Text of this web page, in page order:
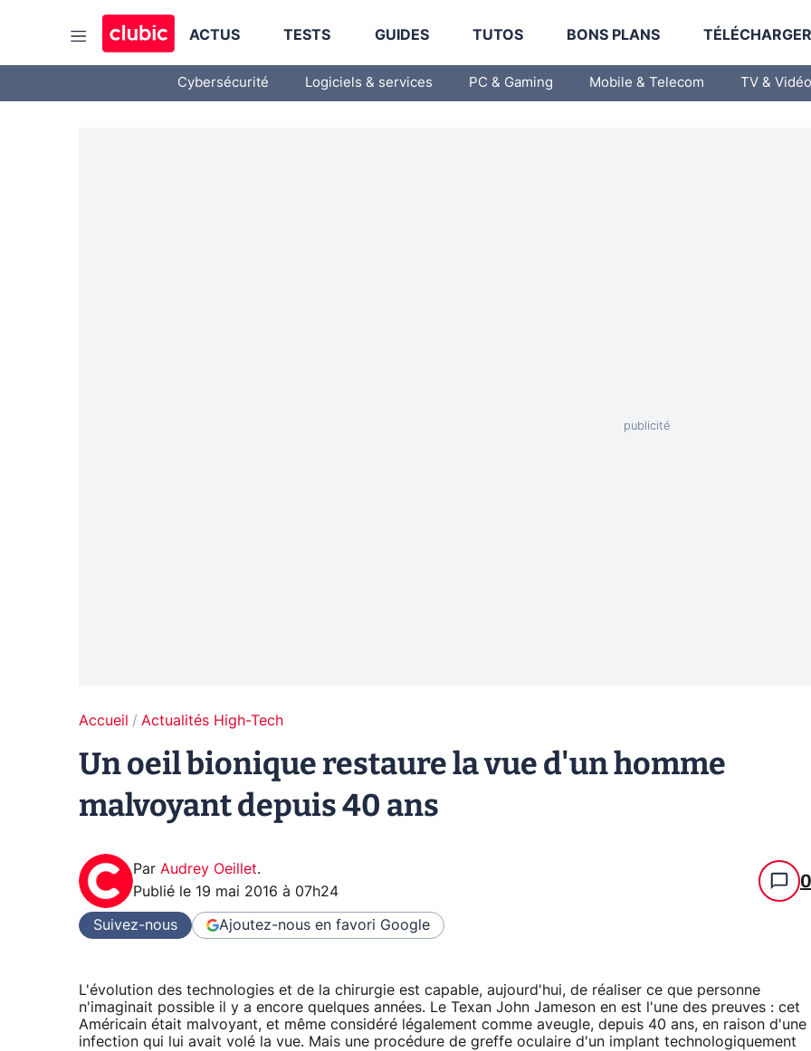
ACTUS TESTS GUIDES TUTOS BONS PLANS
Cybersécurité Logiciels & services PC & Gaming Mobile & Telecom TV & Vidéo
Accueil Actualités High-Tech
Un oeil bionique restaure la vue d'un homme
malvoyant depuis 40 ans
Par Audrey Oeillet.
Publié le 19 mai 2016 à 07h24 0
Suivez-nous Ajoutez-nous en favori Google
L'évolution des technologies et de la chirurgie est capable, aujourd'hui, de réaliser ce que personne
n'imaginait possible il y a encore quelques années. Le Texan John Jameson en est l'une des preuves : cet
Américain était malvoyant, et même considéré légalement comme aveugle, depuis 40 ans, en raison d'une
infection qui lui avait volé la vue. Mais une procédure de greffe oculaire d'un implant technologiquement